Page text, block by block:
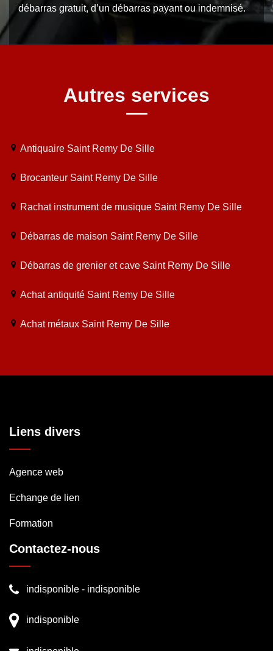
débarras gratuit, d’un débarras payant ou indemnisé.
Autres services
Antiquaire Saint Remy De Sille
Brocanteur Saint Remy De Sille
Rachat instrument de musique Saint Remy De Sille
Débarras de maison Saint Remy De Sille
Débarras de grenier et cave Saint Remy De Sille
Achat antiquité Saint Remy De Sille
Achat métaux Saint Remy De Sille
Liens divers
Agence web
Echange de lien
Formation
Contactez-nous
indisponible - indisponible
indisponible